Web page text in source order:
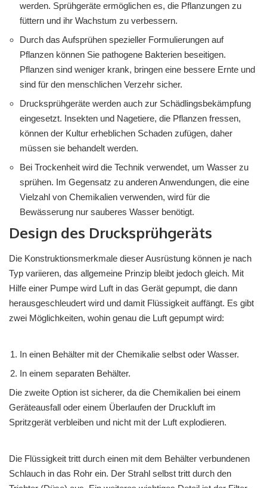
werden. Sprühgeräte ermöglichen es, die Pflanzungen zu
füttern und ihr Wachstum zu verbessern.
Durch das Aufsprühen spezieller Formulierungen auf
Pflanzen können Sie pathogene Bakterien beseitigen.
Pflanzen sind weniger krank, bringen eine bessere Ernte und
sind für den menschlichen Verzehr sicher.
Drucksprühgeräte werden auch zur Schädlingsbekämpfung
eingesetzt. Insekten und Nagetiere, die Pflanzen fressen,
können der Kultur erheblichen Schaden zufügen, daher
müssen sie behandelt werden.
Bei Trockenheit wird die Technik verwendet, um Wasser zu
sprühen. Im Gegensatz zu anderen Anwendungen, die eine
Vielzahl von Chemikalien verwenden, wird für die
Bewässerung nur sauberes Wasser benötigt.
Design des Drucksprühgeräts
Die Konstruktionsmerkmale dieser Ausrüstung können je nach
Typ variieren, das allgemeine Prinzip bleibt jedoch gleich. Mit
Hilfe einer Pumpe wird Luft in das Gerät gepumpt, die dann
herausgeschleudert wird und damit Flüssigkeit auffängt. Es gibt
zwei Möglichkeiten, wohin genau die Luft gepumpt wird:
In einen Behälter mit der Chemikalie selbst oder Wasser.
In einem separaten Behälter.
Die zweite Option ist sicherer, da die Chemikalien bei einem
Geräteausfall oder einem Überlaufen der Druckluft im
Spritzgerät verbleiben und nicht mit der Luft explodieren.
Die Flüssigkeit tritt durch einen mit dem Behälter verbundenen
Schlauch in das Rohr ein. Der Strahl selbst tritt durch den